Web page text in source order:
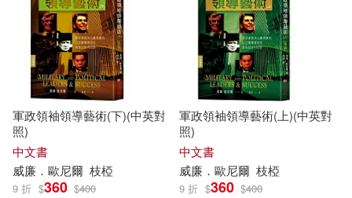
（英）查爾斯·蘭姆(1)
（英）瑪麗·蘭姆(1)
出版社
足智文化有限公司(4)
軍政領袖領導藝術(下)(中英對
照)
中文書
威廉 ． 歐尼爾 枝椏
9 折 $360 $400
軍政領袖領導藝術(上)(中英對
照)
中文書
威廉 ． 歐尼爾 枝椏
9 折 $360 $400